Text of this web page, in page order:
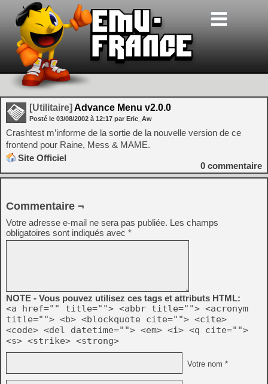
[Utilitaire] Advance Menu v2.0.0
Posté le 03/08/2002 à 12:17 par Eric_Aw
Crashtest m’informe de la sortie de la nouvelle version de ce
frontend pour Raine, Mess & MAME.
Site Officiel
0 commentaire
Commentaire ¬
Votre adresse e-mail ne sera pas publiée. Les champs
obligatoires sont indiqués avec *
NOTE - Vous pouvez utilisez ces tags et attributs HTML:
<a href="" title=""> <abbr title=""> <acronym
title=""> <b> <blockquote cite=""> <cite>
<code> <del datetime=""> <em> <i> <q cite="">
<s> <strike> <strong>
Votre nom *